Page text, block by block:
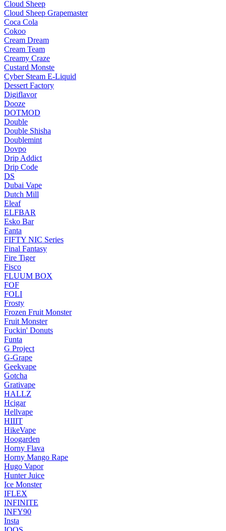
Cloud Sheep
Cloud Sheep Grapemaster
Coca Cola
Cokoo
Cream Dream
Cream Team
Creamy Craze
Custard Monste
Cyber Steam E-Liquid
Dessert Factory
Digiflavor
Dooze
DOTMOD
Double
Double Shisha
Doublemint
Dovpo
Drip Addict
Drip Code
DS
Dubai Vape
Dutch Mill
Eleaf
ELFBAR
Esko Bar
Fanta
FIFTY NIC Series
Final Fantasy
Fire Tiger
Fisco
FLUUM BOX
FOF
FOLI
Frosty
Frozen Fruit Monster
Fruit Monster
Fuckin' Donuts
Funta
G Project
G-Grape
Geekvape
Gotcha
Grativape
HALLZ
Hcigar
Hellvape
HIIIT
HikeVape
Hoogarden
Horny Flava
Horny Mango Rape
Hugo Vapor
Hunter Juice
Ice Monster
IFLEX
INFINITE
INFY90
Insta